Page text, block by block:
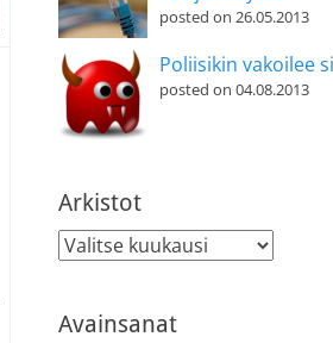
posted on 26.05.2013
Poliisikin vakoilee
posted on 04.08.2013
Arkistot
Arkistot
Avainsanat